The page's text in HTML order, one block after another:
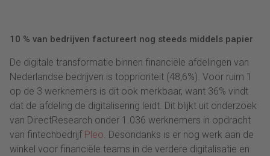
10 % van bedrijven factureert nog steeds middels papier
De digitale transformatie binnen financiële afdelingen van
Nederlandse bedrijven is topprioriteit (48,6%). Voor ruim 1
op de 3 werknemers is dit ook merkbaar, want 36% vindt
dat de afdeling de digitalisering leidt. Dit blijkt uit onderzoek
van DirectResearch onder 1.036 werknemers in opdracht
van fintechbedrijf Pleo . Desondanks is er nog werk aan de
winkel voor financiële teams in de verdere digitalisatie en